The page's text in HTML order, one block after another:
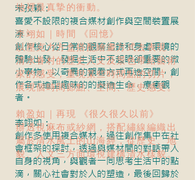
宋孜穎：
喜愛不設限的複合媒材創作與空間裝置展
演。
創作核心從日常的觀察紀錄和身處環境的
體驗出發，發掘生活中不起眼卻重要的微
小事物，以奇異的觀看方式再造空間，創
作各式造型趣味的的擬造生命，療癒觀
者。
李翊如：
創作多使用複合媒材，過往創作集中在社
會框架的探討，透過與媒材間的對話帶入
自身的視角，與觀者一同思考生活中的點
滴，關心社會對於人的塑造，最後回歸於
地裡最真摯的衝動。
李翊如｜時間 《回憶》
以壓克力方盒搭配繪畫方式去表現，
清水眷村的歷史人文及景色帶給藝術
家的感受，重現某些時間點的切片，
展現個時間節點、空間、歷史感受。
賴盈如｜再現 《很久很久以前》
辦透視麻布或紗網，搭配繡線編織出
屬於清水風土的山海經，從歷史、地
貌、人文三方面環視建構清水樣貌。